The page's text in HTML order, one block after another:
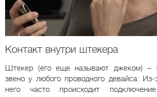
Контакт внутри штекера
Штекер (его еще называют джеком) –
звено у любого проводного девайса. Из-
него часто происходит